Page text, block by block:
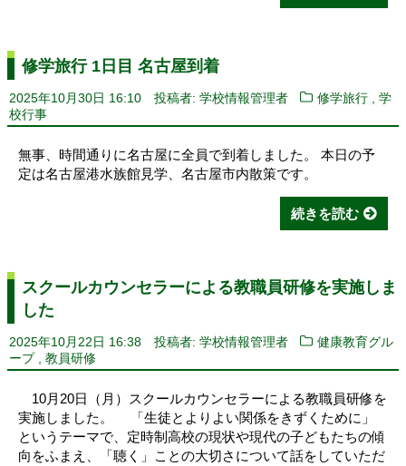
修学旅行 1日目 名古屋到着
2025年10月30日 16:10 投稿者: 学校情報管理者 修学旅行 ,学
校行事
無事、時間通りに名古屋に全員で到着しました。 本日の予
定は名古屋港水族館見学、名古屋市内散策です。
続きを読む
スクールカウンセラーによる教職員研修を実施しま
した
2025年10月22日 16:38 投稿者: 学校情報管理者
健康教育グル
ープ, 教員研修
10月20日（月）スクールカウンセラーによる教職員研修を
実施しました。 「生徒とよりよい関係をきずくために」
というテーマで、定時制高校の現状や現代の子どもたちの傾
向をふまえ、「聴く」ことの大切さについて話をしていただ